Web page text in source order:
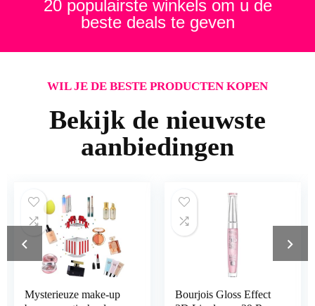
20 populairste winkels om u de
beste deals te geven
WIL JE DE BESTE PRODUCTEN KOPEN
Bekijk de nieuwste
aanbiedingen
Mysterieuze make-up
Bourjois Gloss Effect